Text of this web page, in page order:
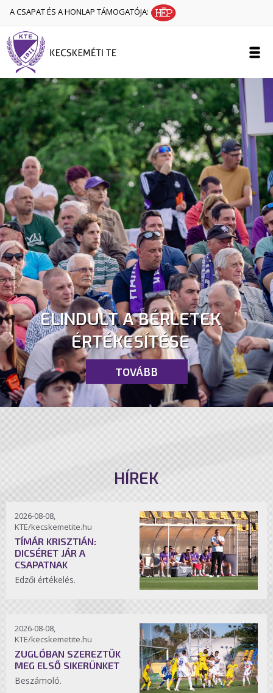
A CSAPAT ÉS A HONLAP TÁMOGATÓJA:
ELINDULT A BÉRLETEK
ÉRTÉKESÍTÉSE
TOVÁBB
HÍREK
2026-08-08,
KTE/kecskemetite.hu
TÍMÁR KRISZTIÁN:
DICSÉRET JÁR A
CSAPATNAK
Edzői értékelés.
2026-08-08,
KTE/kecskemetite.hu
ZUGLÓBAN SZEREZTÜK
MEG ELSŐ SIKERÜNKET
Beszámoló.